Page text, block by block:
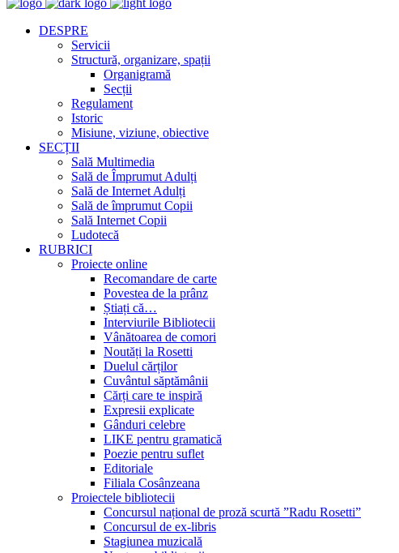
DESPRE
Servicii
Structură, organizare, spații
Organigramă
Secții
Regulament
Istoric
Misiune, viziune, obiective
SECȚII
Sală Multimedia
Sală de Împrumut Adulți
Sală de Internet Adulți
Sală de împrumut Copii
Sală Internet Copii
Ludotecă
RUBRICI
Proiecte online
Recomandare de carte
Povestea de la prânz
Știați că…
Interviurile Bibliotecii
Vânătoarea de comori
Noutăți la Rosetti
Duelul cărților
Cuvântul săptămânii
Cărți care te inspiră
Expresii explicate
Gânduri celebre
LIKE pentru gramatică
Poezie pentru suflet
Editoriale
Filiala Cosânzeana
Proiectele bibliotecii
Concursul național de proză scurtă ”Radu Rosetti”
Concursul de ex-libris
Stagiunea muzicală